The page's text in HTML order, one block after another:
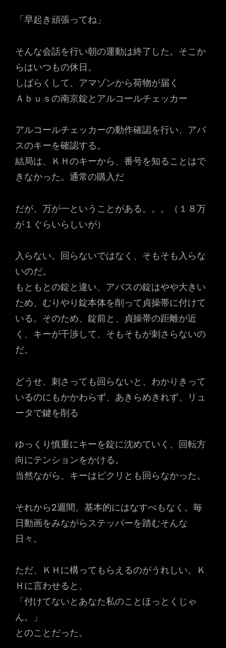
「早起き頑張ってね」
そんな会話を行い朝の運動は終了した。そこか
らはいつもの休日。
しばらくして、アマゾンから荷物が届く
Ａｂｕｓの南京錠とアルコールチェッカー
アルコールチェッカーの動作確認を行い、アバ
スのキーを確認する。
結局は、ＫＨのキーから、番号を知ることはで
きなかった。通常の購入だ
だが、万が一ということがある。。。（１８万
が１ぐらいらしいが）
入らない。回らないではなく、そもそも入らな
いのだ。
もともとの錠と違い、アバスの錠はやや大きい
ため、むりやり錠本体を削って貞操帯に付けて
いる。そのため、錠前と、貞操帯の距離が近
く、キーが干渉して、そもそもが刺さらないの
だ。
どうせ、刺さっても回らないと、わかりきって
いるのにもかかわらず、あきらめきれず、リュ
ータで鍵を削る
ゆっくり慎重にキーを錠に沈めていく、回転方
向にテンションをかける。
当然ながら、キーはピクリとも回らなかった。
それから2週間。基本的にはなすべもなく。毎
日動画をみながらステッパーを踏むそんな
日々。
ただ、ＫＨに構ってもらえるのがうれしい。Ｋ
Ｈに言わせると、
「付けてないとあなた私のことほっとくじゃ
ん。」
とのことだった。